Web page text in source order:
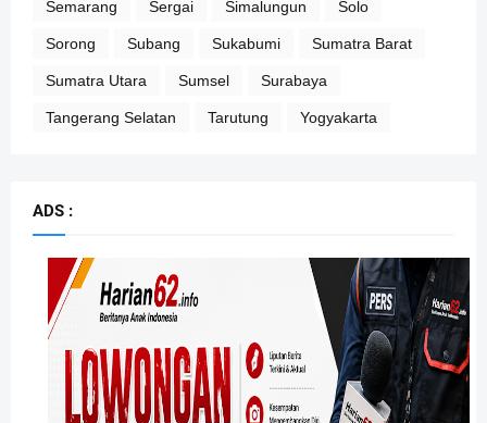
Semarang Sergai Simalungun Solo
Sorong Subang Sukabumi Sumatra Barat
Sumatra Utara Sumsel Surabaya
Tangerang Selatan Tarutung Yogyakarta
ADS :